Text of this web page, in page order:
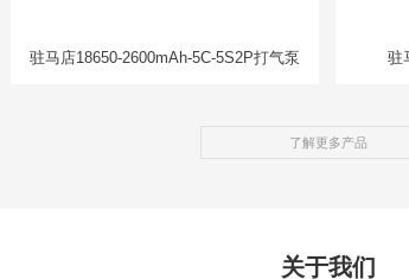
驻马店18650-2600mAh-5C-5S2P打气泵
驻
了解更多产品
关于我们